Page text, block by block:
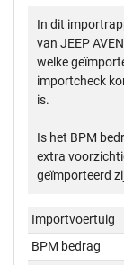
In dit
van JEEP
welke
importcheck
is.
Is het BPM
extra
geïmporteerd
Importvoertuig
BPM bedrag